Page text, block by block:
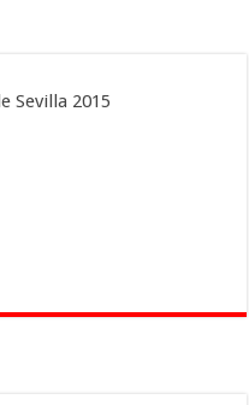
Sevilla 2015